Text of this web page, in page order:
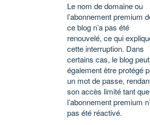
Le nom de domaine ou
l’abonnement premium
ce blog n’a pas été
renouvelé, ce qui
cette interruption. Dans
certains cas, le blog peut
également être protégé
un mot de passe,
son accès limité tant que
l’abonnement premium
pas été réactivé.